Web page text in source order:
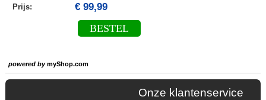
Prijs: € 99,99
BESTEL
powered bymyShop.com
Onze klantenservice